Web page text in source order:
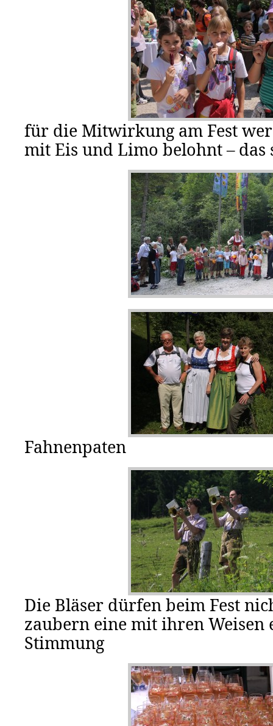
für die Mitwirkung am Fest
mit Eis und Limo belohnt – das
Fahnenpaten
Die Bläser dürfen beim Fest
zaubern eine mit ihren Weisen
Stimmung